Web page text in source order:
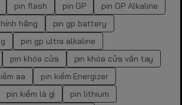
pin flash pin GP
pin GP Alkaline
hãng
pin gp battery
pin gp ultra alkaline
pin khóa cửa
pin khóa cửa vân tay
aa
pin kiềm Energizer
pin kiềm là gì
pin lithium